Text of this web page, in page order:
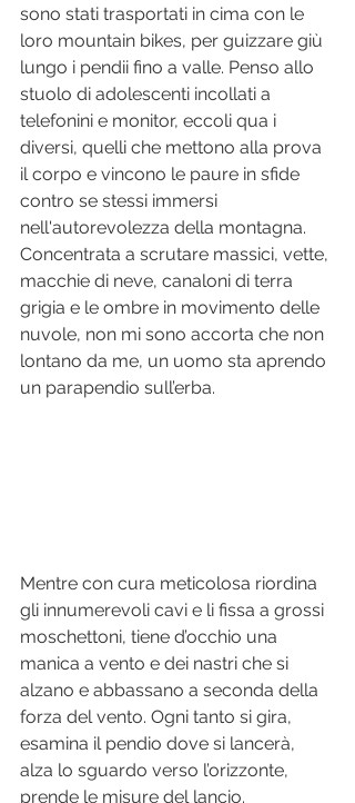
sono stati trasportati in cima con le
loro mountain bikes, per guizzare giù
lungo i pendii fino a valle. Penso allo
stuolo di adolescenti incollati a
telefonini e monitor, eccoli qua i
diversi, quelli che mettono alla prova
il corpo e vincono le paure in sfide
contro se stessi immersi
nell'autorevolezza della montagna.
Concentrata a scrutare massici, vette,
macchie di neve, canaloni di terra
grigia e le ombre in movimento delle
nuvole, non mi sono accorta che non
lontano da me, un uomo sta aprendo
un parapendio sull’erba.
Mentre con cura meticolosa riordina
gli innumerevoli cavi e li fissa a grossi
moschettoni, tiene d’occhio una
manica a vento e dei nastri che si
alzano e abbassano a seconda della
forza del vento. Ogni tanto si gira,
esamina il pendio dove si lancerà,
alza lo sguardo verso l’orizzonte,
prende le misure del lancio.